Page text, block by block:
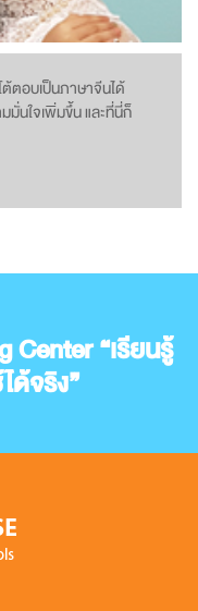
ตอบเป็นภาษาจีนได้
มั่นใจเพิ่มขึ้น และที่นี่ก็
“เรียนรู้
ด้จริง”